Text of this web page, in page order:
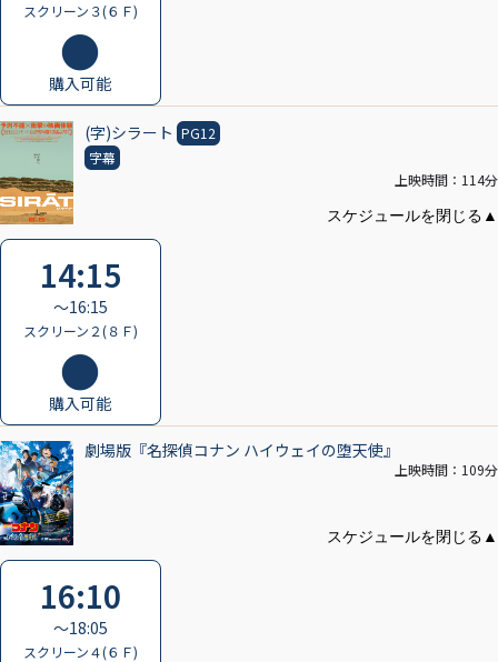
スクリーン３(６Ｆ)
購入可能
(字)シラート PG12
字幕
上映時間：114分
14:15
〜16:15
スクリーン２(８Ｆ)
購入可能
劇場版『名探偵コナン ハイウェイの堕天使』
上映時間：109分
16:10
〜18:05
スクリーン４(６Ｆ)